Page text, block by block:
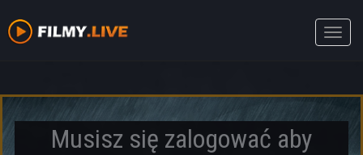
Toggle
Musisz się zalogować aby